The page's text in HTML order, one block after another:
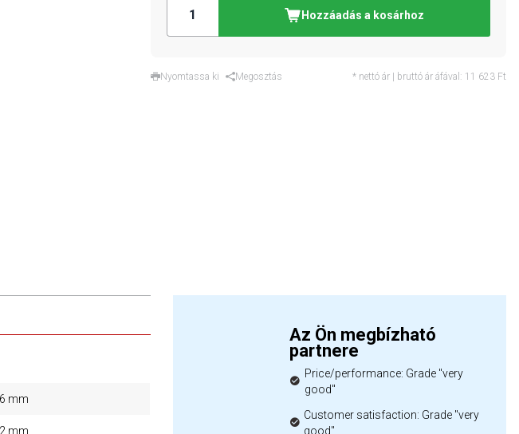
Hozzáadás a kosárhoz
Nyomtassa ki Megosztás * nettó ár | bruttó ár áfával: 11 623 Ft
mm
mm
Az Ön megbízható
partnere
Price/performance: Grade "very
good"
Customer satisfaction: Grade "very
good"